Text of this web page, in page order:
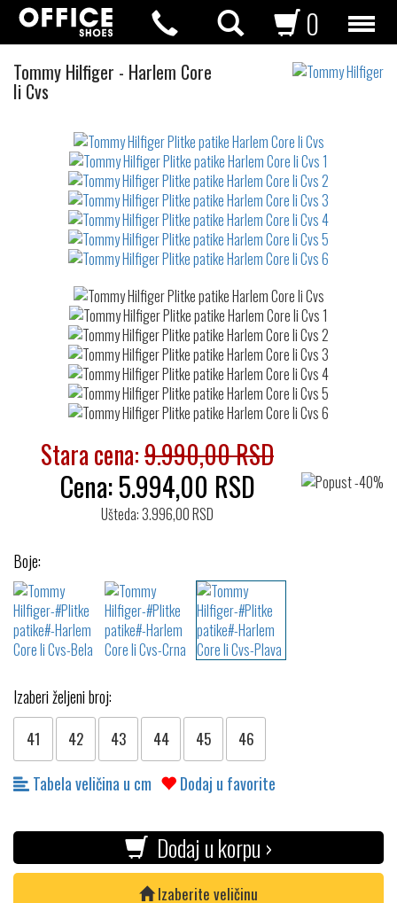
0
Tommy Hilfiger Plitke
- Harlem Core
Ii Cvs
waterrepellent
Stara cena:9.990,00 RSD
Cena:5.994,00 RSD
Ušteda: 3.996,00 RSD
Boje:
Izaberi željeni broj:
41 42 43 44 45 46
Tabela veličina u cm Dodaj u favorite
Dodaj u korpu ›
Izaberite veličinu